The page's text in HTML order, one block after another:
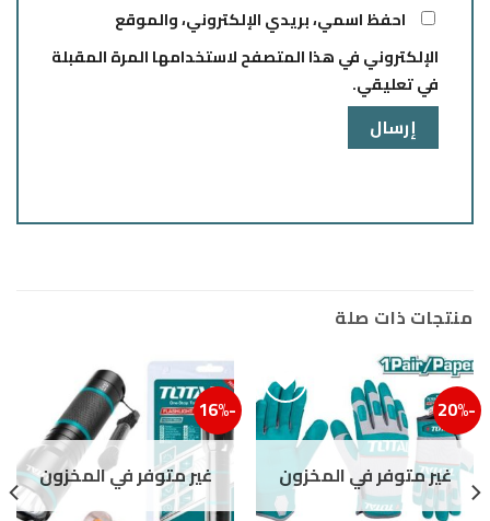
احفظ اسمي، بريدي الإلكتروني، والموقع
الإلكتروني في هذا المتصفح لاستخدامها المرة المقبلة
في تعليقي.
منتجات ذات صلة
-20%
إضافة إلى قائمة الرغبات
غير متوفر في المخزون
-16%
غير متوفر في المخزون